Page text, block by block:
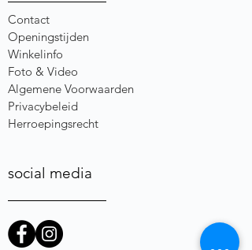
Contact
Openingstijden
Winkelinfo
Foto & Video
Algemene Voorwaarden
Privacybeleid
Herroepingsrecht
social media